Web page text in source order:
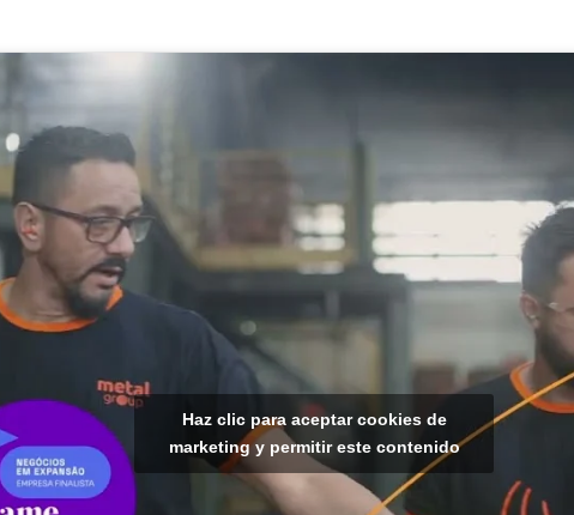
Haz clic para aceptar cookies de
marketing y permitir este contenido